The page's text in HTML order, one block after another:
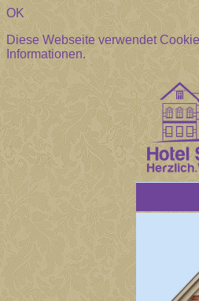
OK
Diese Webseite verwendet
Informationen.